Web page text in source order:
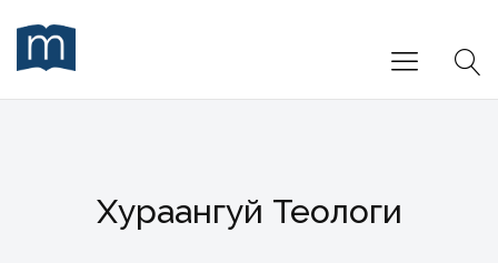
Хураангуй Теологи